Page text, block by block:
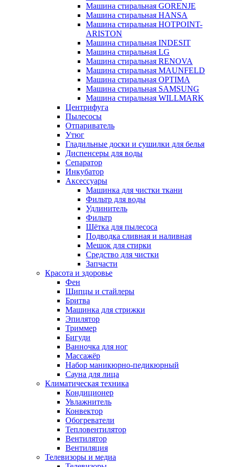
Машина стиральная GORENJE
Машина стиральная HANSA
Машина стиральная HOTPOINT-
ARISTON
Машина стиральная INDESIT
Машина стиральная LG
Машина стиральная RENOVA
Машина стиральная MAUNFELD
Машина стиральная OPTIMA
Машина стиральная SAMSUNG
Машина стиральная WILLMARK
Центрифуга
Пылесосы
Отпариватель
Утюг
Гладильные доски и сушилки для белья
Диспенсеры для воды
Сепаратор
Инкубатор
Аксессуары
Машинка для чистки ткани
Фильтр для воды
Удлинитель
Фильтр
Шётка для пылесоса
Подводка сливная и наливная
Мешок для стирки
Средство для чистки
Запчасти
Красота и здоровье
Фен
Щипцы и стайлеры
Бритва
Машинка для стрижки
Эпилятор
Триммер
Бигуди
Ванночка для ног
Массажёр
Набор маникюрно-педикюрный
Сауна для лица
Климатическая техника
Кондиционер
Увлажнитель
Конвектор
Обогреватели
Тепловентилятор
Вентилятор
Вентиляция
Телевизоры и медиа